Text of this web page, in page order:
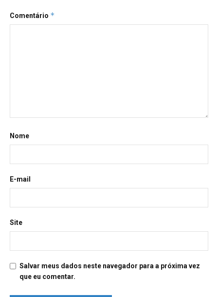
Comentário *
Nome
E-mail
Site
Salvar meus dados neste navegador para a próxima vez
que eu comentar.